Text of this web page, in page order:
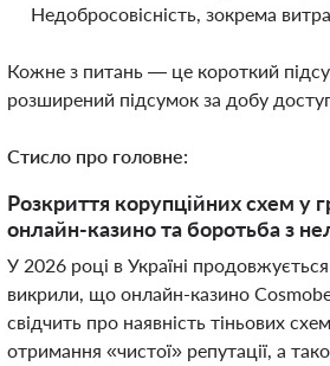
Недобросовісність, зокрема
Кожне з питань — це короткий
розширений підсумок за добу
Стисло про головне:
Розкриття корупційних схем у
онлайн-казино та боротьба з
У 2026 році в Україні
викрили, що онлайн-казино
свідчить про наявність тіньових
отримання «чистої» репутації, а